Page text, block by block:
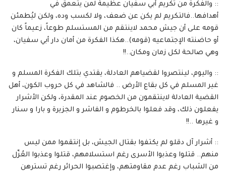
:: والفكرة من تكريم أبي سفيان عظيمة لمن يتعمق في
أهدافها..فالتكريم لم يكن عن ضعف، ولا لكسب وده، ولكن ليُطمئن
قومه على أن جيش محمد لاينتقم من المستسلم طوعاً، زعيماً كان
أو حاضنته الإجتماعيه (قومه)..هكذا الفكرة من أمان دار أبي سفيان،
وهي صالحة لكل زمان ومكان..!!
:: واليوم، لينتصروا لقضياهم العادلة، يقتدي بتلك الفكرة المسلم و
غير المسلم في كل بقاع الأرض .. فالشاهد في كل حروب الكون، أهل
القضية العادلة لاينتقمون من الخصوم عند المقدرة، ولكن الأشرار
يفعلون ذلك، وقد فعلوا بالخرطوم و الفاشر و الجزيرة و بارا و سنار
و غيرها ..!!
:: أشرار آل دقلو لم يكتفوا بقتال الجيش، بل إنتقموا ممن ليس
منهم.. قتلوا وعذبوا الأسرى رغم استسلامهم، قتلوا وعذبوا العُزّل
من الشباب رغم عدم مقاومتهم، وإغتصبوا الحرائر رغم تسترهن